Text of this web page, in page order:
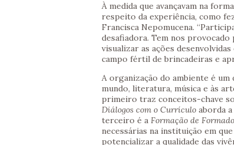
À medida que avançavam na
respeito da experiência, como
Francisca Nepomucena.
desafiadora. Tem nos
visualizar as ações
campo fértil de brincadeiras e
A organização do ambiente é
mundo, literatura, música e às
primeiro traz conceitos-chave
Diálogos com o Currículo aborda
terceiro é a Formação de
necessárias na instituição em
potencializar a qualidade das